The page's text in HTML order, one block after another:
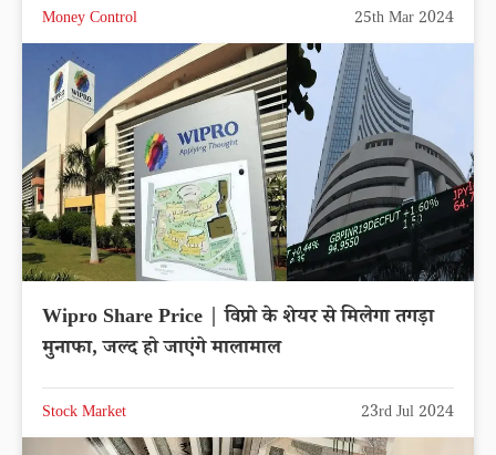
Money Control 25th Mar 2024
Wipro Share Price | विप्रो के शेयर से मिलेगा तगड़ा
मुनाफा, जल्द हो जाएंगे मालामाल
Stock Market 23rd Jul 2024